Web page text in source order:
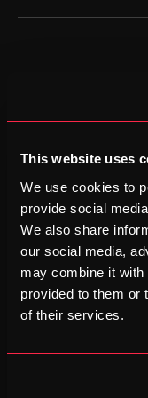
This website uses
We use cookies to
provide social
We also share
our social media,
may combine it with
provided to them or
of their services.
Het parcours bevat
4
Goed
Organisatoren zorgen
bewegwijzering en
parcours.